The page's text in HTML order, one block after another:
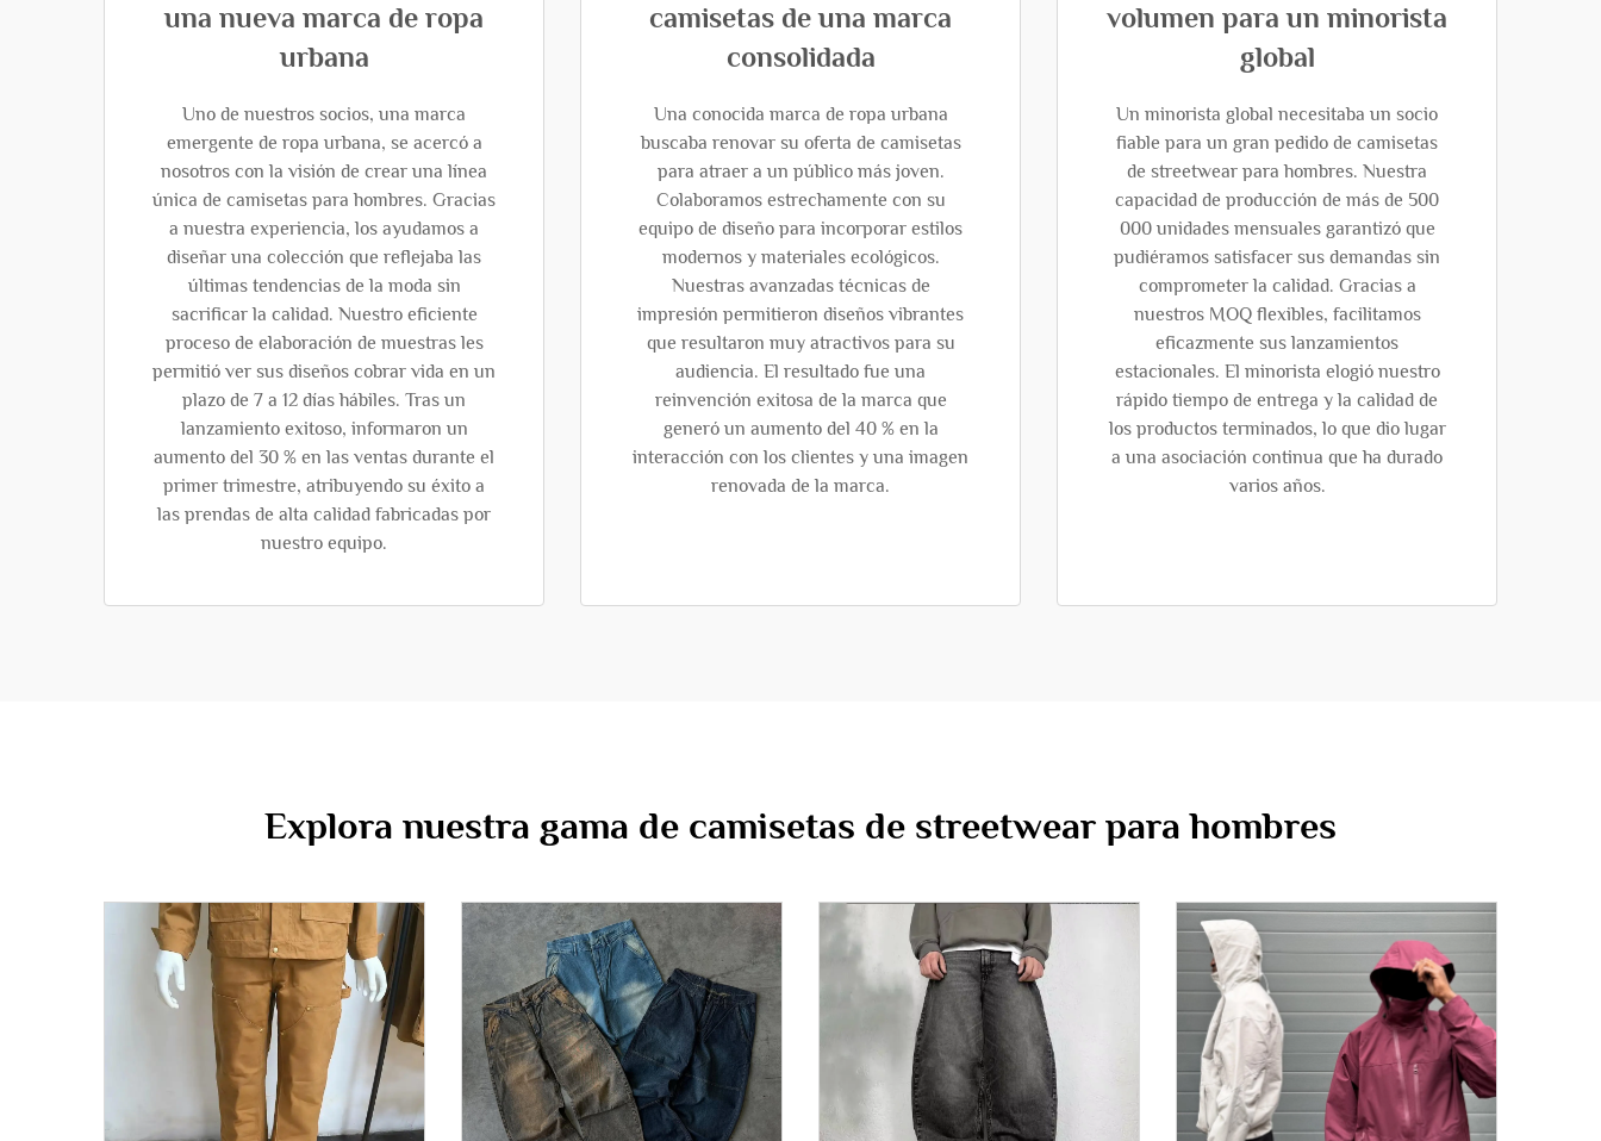
una nueva marca de ropa
urbana
Uno de nuestros socios, una marca
emergente de ropa urbana, se acercó a
nosotros con la visión de crear una línea
única de camisetas para hombres. Gracias
a nuestra experiencia, los ayudamos a
diseñar una colección que reflejaba las
últimas tendencias de la moda sin
sacrificar la calidad. Nuestro eficiente
proceso de elaboración de muestras les
permitió ver sus diseños cobrar vida en un
plazo de 7 a 12 días hábiles. Tras un
lanzamiento exitoso, informaron un
aumento del 30 % en las ventas durante el
primer trimestre, atribuyendo su éxito a
las prendas de alta calidad fabricadas por
nuestro equipo.
camisetas de una marca
consolidada
Una conocida marca de ropa urbana
buscaba renovar su oferta de camisetas
para atraer a un público más joven.
Colaboramos estrechamente con su
equipo de diseño para incorporar estilos
modernos y materiales ecológicos.
Nuestras avanzadas técnicas de
impresión permitieron diseños vibrantes
que resultaron muy atractivos para su
audiencia. El resultado fue una
reinvención exitosa de la marca que
generó un aumento del 40 % en la
interacción con los clientes y una imagen
renovada de la marca.
volumen para un minorista
global
Un minorista global necesitaba un socio
fiable para un gran pedido de camisetas
de streetwear para hombres. Nuestra
capacidad de producción de más de 500
000 unidades mensuales garantizó que
pudiéramos satisfacer sus demandas sin
comprometer la calidad. Gracias a
nuestros MOQ flexibles, facilitamos
eficazmente sus lanzamientos
estacionales. El minorista elogió nuestro
rápido tiempo de entrega y la calidad de
los productos terminados, lo que dio lugar
a una asociación continua que ha durado
varios años.
Explora nuestra gama de camisetas de streetwear para hombres